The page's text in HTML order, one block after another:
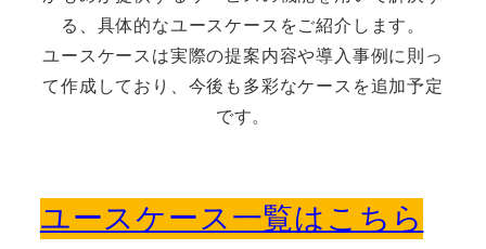
る、具体的なユースケースをご紹介します。
ユースケースは実際の提案内容や導入事例に則っ
て作成しており、今後も多彩なケースを追加予定
です。
ユースケース一覧はこちら